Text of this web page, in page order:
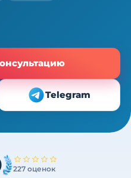
Telegram
227 оценок